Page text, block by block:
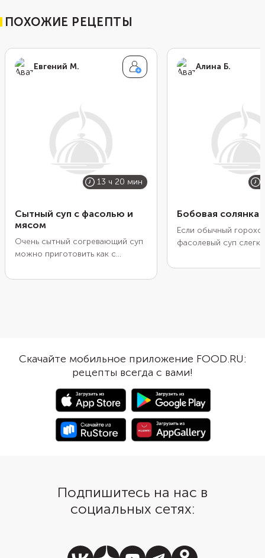
ПОХОЖИЕ РЕЦЕПТЫ
Евгений М.
13 ч 20 мин
Сытный суп с фасолью и
мясом
Очень сытный согревающий суп
можно приготовить как с
консервированной фасолью.
густой, насыщенный ароматами
суп — именно то, что нужно
зимой. Лучше выбирать для
блюда говядину или баранину.
Но и на курице, индейке или
свинине тоже получится очень
вкусное блюдо. А еще с ними
бульон сварится быстрее.
Алина Б.
Бобовая солянка
Если обычный
фасолевый суп
и приготовить
очень сытным. При
него не
картофель. При
можно приготовить
бульоне.
Скачайте мобильное приложение FOOD.RU:
рецепты всегда с вами!
Подпишитесь на нас в
социальных сетях: